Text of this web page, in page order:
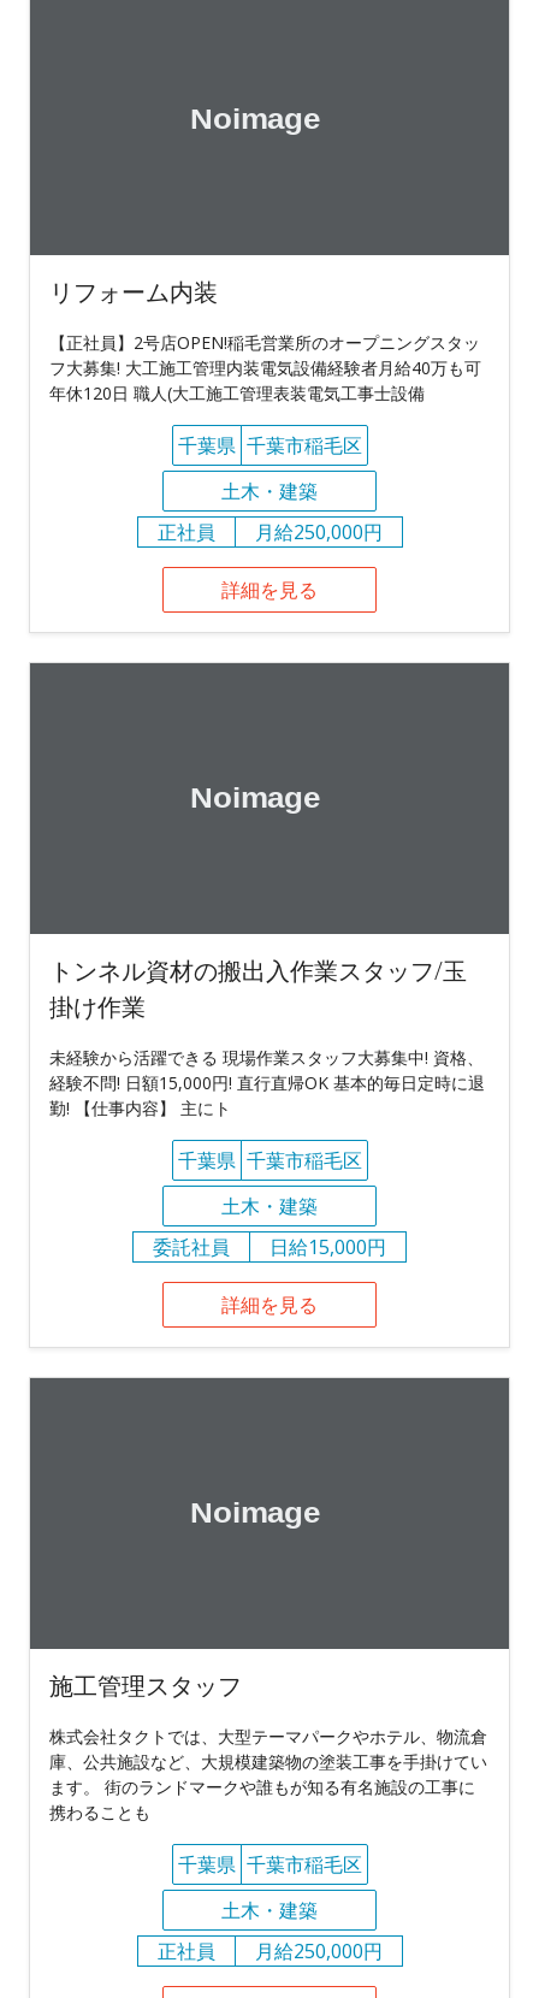
リフォーム内装
【正社員】2号店OPEN!稲毛営業所のオープニングスタッ
フ大募集! 大工施工管理内装電気設備経験者月給40万も可
年休120日 職人(大工施工管理表装電気工事士設備
千葉県 千葉市稲毛区
土木・建築
正社員
月給250,000円
詳細を見る
トンネル資材の搬出入作業スタッフ/玉
掛け作業
未経験から活躍できる 現場作業スタッフ大募集中! 資格、
経験不問! 日額15,000円! 直行直帰OK 基本的毎日定時に退
勤! 【仕事内容】 主にト
千葉県 千葉市稲毛区
土木・建築
委託社員
日給15,000円
詳細を見る
施工管理スタッフ
株式会社タクトでは、大型テーマパークやホテル、物流倉
庫、公共施設など、大規模建築物の塗装工事を手掛けてい
ます。 街のランドマークや誰もが知る有名施設の工事に
携わることも
千葉県 千葉市稲毛区
土木・建築
正社員
月給250,000円